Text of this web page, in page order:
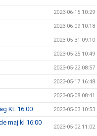
2023-06-15 10:29
2023-06-09 10:18
2023-05-31 09:10
2023-05-25 10:49
2023-05-22 08:57
2023-05-17 16:48
2023-05-08 08:41
KL 16:00 2023-05-03 10:53
maj kl 16:00
2023-05-02 11:02